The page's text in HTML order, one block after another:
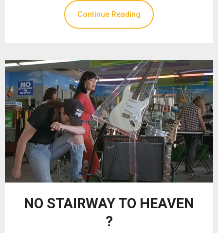
Continue Reading
NO STAIRWAY TO HEAVEN
?